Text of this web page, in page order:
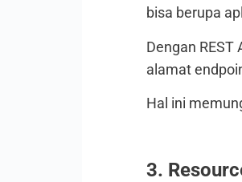
bisa berupa
Dengan REST
alamat
Hal ini
3.